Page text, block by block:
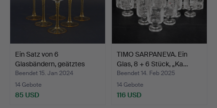
Ein Satz von 6
Glasbändern, geätztes
Dekor…
Beendet 15. Jan 2024
14 Gebote
85 USD
TIMO SARPANEVA. Ein
Glas, 8 + 6 Stück, „Ka…
Beendet 14. Feb 2025
14 Gebote
116 USD